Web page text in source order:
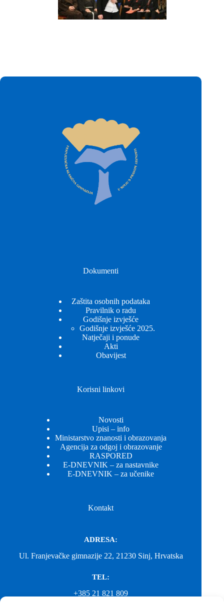
Dokumenti
Zaštita osobnih podataka
Pravilnik o radu
Godišnje izvješće
Godišnje izvješće 2025.
Natječaji i ponude
Akti
Obavijest
Korisni linkovi
Novosti
Upisi – info
Ministarstvo znanosti i obrazovanja
Agencija za odgoj i obrazovanje
RASPORED
E-DNEVNIK – za nastavnike
E-DNEVNIK – za učenike
Kontakt
ADRESA:
Ul. Franjevačke gimnazije 22, 21230 Sinj, Hrvatska
TEL:
+385 21 821 809